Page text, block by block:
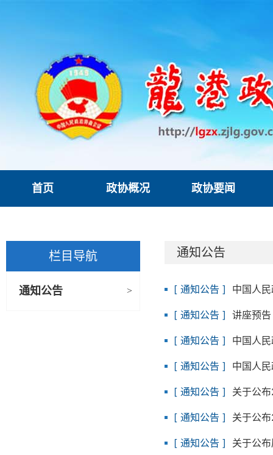
首页 政协概况 政协要闻
栏目导航
通知公告 >
通知公告
[ 通知公告 ] 中国人
[ 通知公告 ] 讲座预
[ 通知公告 ] 中国人
[ 通知公告 ] 中国人
[ 通知公告 ] 关于公
[ 通知公告 ] 关于公
[ 通知公告 ] 关于公